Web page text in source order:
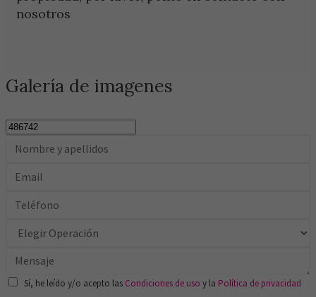
nosotros
Galería de imagenes
Sí, he leído y/o acepto las Condiciones de uso y la Política de privacidad